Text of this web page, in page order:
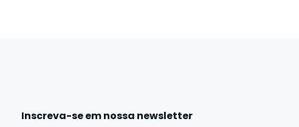
Inscreva-se em nossa newsletter